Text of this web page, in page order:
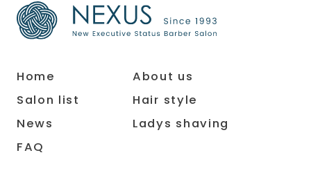
Home
About us
Salon list
Hair style
News
Ladys shaving
FAQ